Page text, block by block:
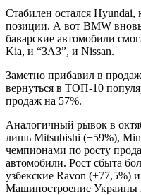
Стабилен остался Hyundai,
позиции. А вот BMW
баварские автомобили
Kia, и “ЗАЗ”, и Nissan.
Заметно прибавил в
вернуться в ТОП-10
продаж на 57%.
Аналогичный рывок в
лишь Mitsubishi (+59%),
чемпионами по росту
автомобили. Рост сбыта
узбекские Ravon (+77,5%)
Машиностроение Украины